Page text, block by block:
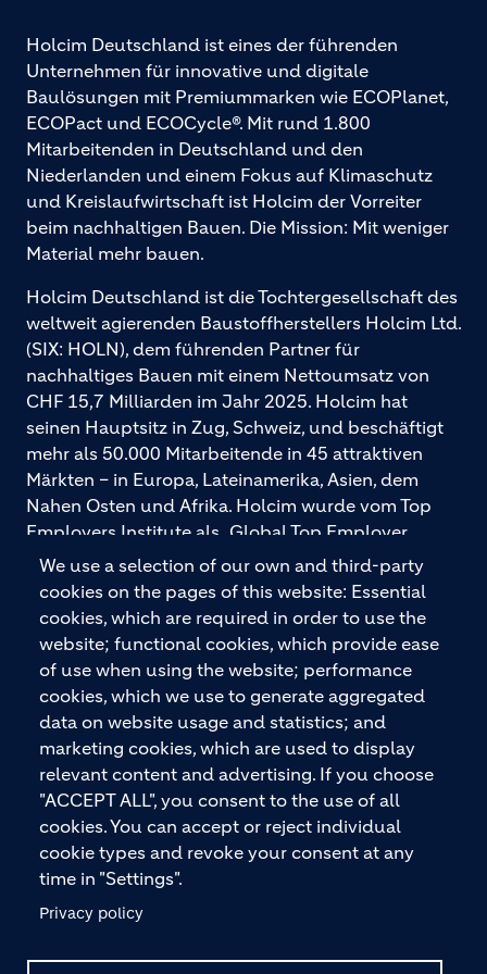
We use a selection of our own and third-party
cookies on the pages of this website: Essential
cookies, which are required in order to use the
website; functional cookies, which provide ease
of use when using the website; performance
cookies, which we use to generate aggregated
data on website usage and statistics; and
marketing cookies, which are used to display
relevant content and advertising. If you choose
"ACCEPT ALL", you consent to the use of all
cookies. You can accept or reject individual
cookie types and revoke your consent at any
time in "Settings".
Privacy policy
KONTAKTIEREN SIE UNS
Holcim Deutschland ist eines der führenden
Unternehmen für innovative und digitale
Baulösungen mit Premiummarken wie ECOPlanet,
ECOPact und ECOCycle®. Mit rund 1.800
Mitarbeitenden in Deutschland und den
Niederlanden und einem Fokus auf Klimaschutz
und Kreislaufwirtschaft ist Holcim der Vorreiter
beim nachhaltigen Bauen. Die Mission: Mit weniger
Material mehr bauen.
Holcim Deutschland ist die Tochtergesellschaft des
weltweit agierenden Baustoffherstellers Holcim Ltd.
(SIX: HOLN), dem führenden Partner für
nachhaltiges Bauen mit einem Nettoumsatz von
CHF 15,7 Milliarden im Jahr 2025. Holcim hat
seinen Hauptsitz in Zug, Schweiz, und beschäftigt
mehr als 50.000 Mitarbeitende in 45 attraktiven
Märkten – in Europa, Lateinamerika, Asien, dem
Nahen Osten und Afrika. Holcim wurde vom Top
Employers Institute als „Global Top Employer
2026“ ausgezeichnet. Holcim bietet hochwertige
Baustoffe und integrierte Baulösungen für den
gesamten Bauprozess – vom Fundament über den
Boden bis zu Wänden und Dächern – mit
Premiummarken wie ECOPact, ECOPlanet,
ECOCycle und Ytong.